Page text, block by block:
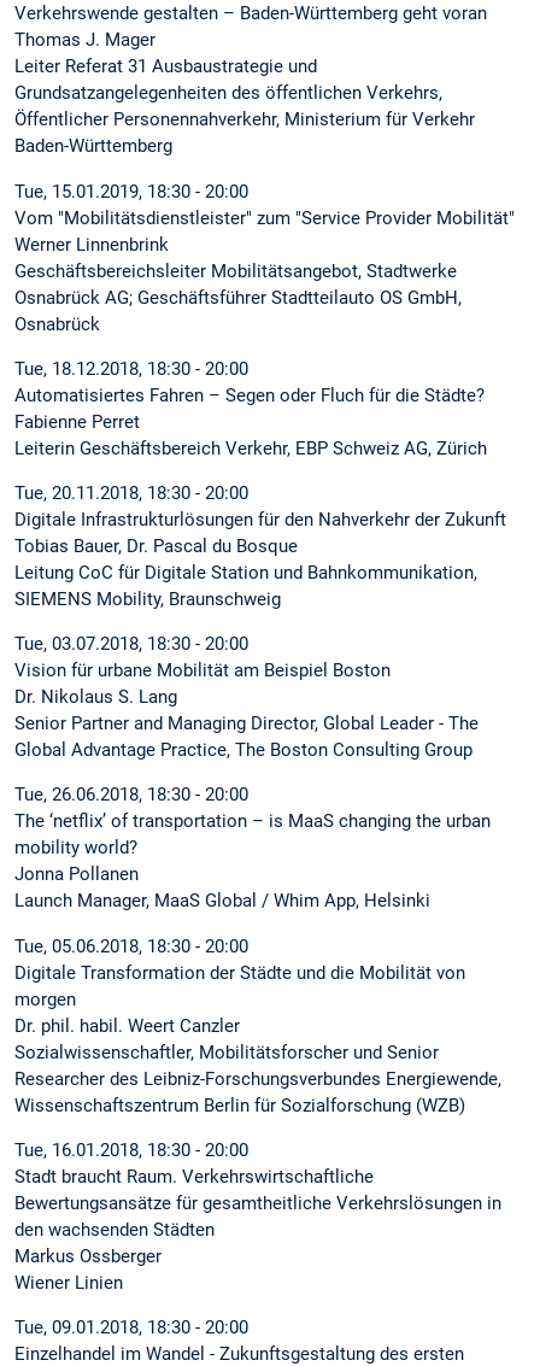
Verkehrswende gestalten – Baden-Württemberg geht voran
Thomas J. Mager
Leiter Referat 31 Ausbaustrategie und
Grundsatzangelegenheiten des öffentlichen Verkehrs,
Öffentlicher Personennahverkehr, Ministerium für Verkehr
Baden-Württemberg
Tue, 15.01.2019, 18:30 - 20:00
Vom "Mobilitätsdienstleister" zum "Service Provider Mobilität"
Werner Linnenbrink
Geschäftsbereichsleiter Mobilitätsangebot, Stadtwerke
Osnabrück AG; Geschäftsführer Stadtteilauto OS GmbH,
Osnabrück
Tue, 18.12.2018, 18:30 - 20:00
Automatisiertes Fahren – Segen oder Fluch für die Städte?
Fabienne Perret
Leiterin Geschäftsbereich Verkehr, EBP Schweiz AG, Zürich
Tue, 20.11.2018, 18:30 - 20:00
Digitale Infrastrukturlösungen für den Nahverkehr der Zukunft
Tobias Bauer, Dr. Pascal du Bosque
Leitung CoC für Digitale Station und Bahnkommunikation,
SIEMENS Mobility, Braunschweig
Tue, 03.07.2018, 18:30 - 20:00
Vision für urbane Mobilität am Beispiel Boston
Dr. Nikolaus S. Lang
Senior Partner and Managing Director, Global Leader - The
Global Advantage Practice, The Boston Consulting Group
Tue, 26.06.2018, 18:30 - 20:00
The ‘netflix’ of transportation – is MaaS changing the urban
mobility world?
Jonna Pollanen
Launch Manager, MaaS Global / Whim App, Helsinki
Tue, 05.06.2018, 18:30 - 20:00
Digitale Transformation der Städte und die Mobilität von
morgen
Dr. phil. habil. Weert Canzler
Sozialwissenschaftler, Mobilitätsforscher und Senior
Researcher des Leibniz-Forschungsverbundes Energiewende,
Wissenschaftszentrum Berlin für Sozialforschung (WZB)
Tue, 16.01.2018, 18:30 - 20:00
Stadt braucht Raum. Verkehrswirtschaftliche
Bewertungsansätze für gesamtheitliche Verkehrslösungen in
den wachsenden Städten
Markus Ossberger
Wiener Linien
Tue, 09.01.2018, 18:30 - 20:00
Einzelhandel im Wandel - Zukunftsgestaltung des ersten